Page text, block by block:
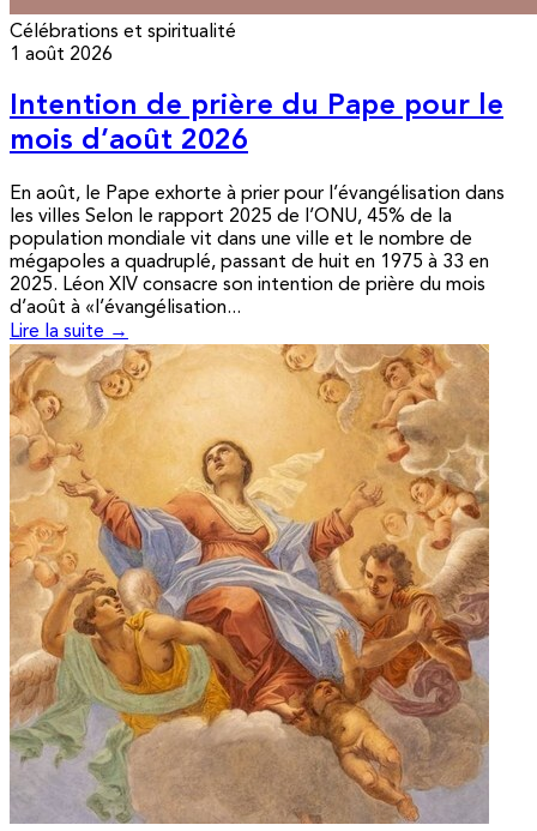
Célébrations et spiritualité
1 août 2026
Intention de prière du Pape pour le
mois d’août 2026
En août, le Pape exhorte à prier pour l’évangélisation dans
les villes Selon le rapport 2025 de l’ONU, 45% de la
population mondiale vit dans une ville et le nombre de
mégapoles a quadruplé, passant de huit en 1975 à 33 en
2025. Léon XIV consacre son intention de prière du mois
d’août à «l’évangélisation...
Lire la suite →